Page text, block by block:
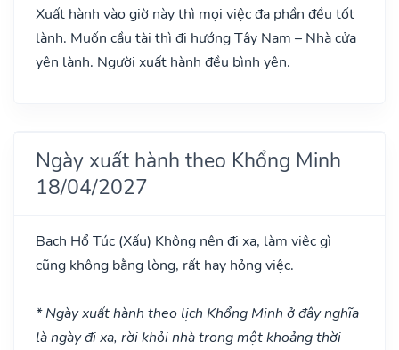
Xuất hành vào giờ này thì mọi việc đa phần đều tốt
lành. Muốn cầu tài thì đi hướng Tây Nam – Nhà cửa
yên lành. Người xuất hành đều bình yên.
Ngày xuất hành theo Khổng Minh
18/04/2027
Bạch Hổ Túc (Xấu) Không nên đi xa, làm việc gì
cũng không bằng lòng, rất hay hỏng việc.
* Ngày xuất hành theo lịch Khổng Minh ở đây nghĩa
là ngày đi xa, rời khỏi nhà trong một khoảng thời